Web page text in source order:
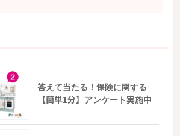
答えて当たる！保険に関する
【簡単1分】アンケート実施中